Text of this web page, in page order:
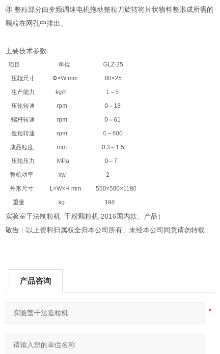
④ 整粒部分由变频调速电机拖动整粒刀旋转将片状物料整形成所需的
颗粒在网孔中排出。
主要技术参数:
项目 单位
GLZ-25
压辊尺寸
Φ×W mm
80×25
生产能力
kg/h
1～5
压轮转速
rpm
0～18
螺杆转速
rpm
0～61
造粒转速
rpm
0～600
成品粒度
mm
0.3～1.5
压轮压力
MPa
0～7
整机功率
kw
2
外形尺寸
L×W×H mm 550×500×1180
重量
kg 198
实验室干法制粒机 干粉颗粒机 2016国内款、产品）
敬告：以上资料归属权全归本公司所有、未经本公司同意请勿转载
产品咨询